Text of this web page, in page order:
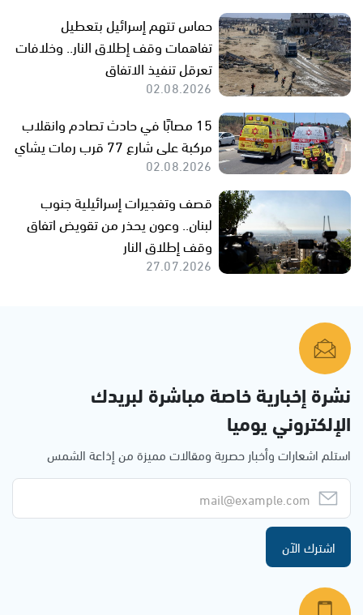
حماس تتهم إسرائيل بتعطيل
تفاهمات وقف إطلاق النار.. وخلافات
تعرقل تنفيذ الاتفاق
02.08.2026
15 مصابًا في حادث تصادم وانقلاب
مركبة على شارع 77 قرب رمات يشاي
02.08.2026
قصف وتفجيرات إسرائيلية جنوب
لبنان.. وعون يحذر من تقويض اتفاق
وقف إطلاق النار
27.07.2026
نشرة إخبارية خاصة مباشرة لبريدك
الإلكتروني يوميا
استلم اشعارات وأخبار حصرية ومقالات مميزة من إذاعة الشمس
اشترك الآن